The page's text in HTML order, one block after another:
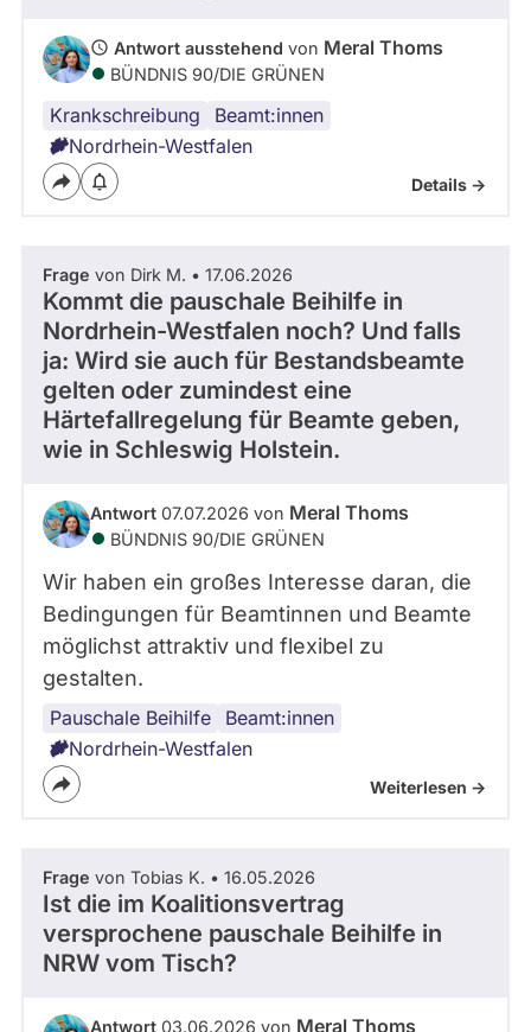
Antwort ausstehend von Meral Thoms
BÜNDNIS 90/­DIE GRÜNEN
Krankschreibung
Beamt:innen
Nordrhein-Westfalen
Details ->
Frage von Dirk M. • 17.06.2026
Kommt die pauschale Beihilfe in
Nordrhein-Westfalen noch? Und falls
ja: Wird sie auch für Bestandsbeamte
gelten oder zumindest eine
Härtefallregelung für Beamte geben,
wie in Schleswig Holstein.
Antwort 07.07.2026 von Meral Thoms
BÜNDNIS 90/­DIE GRÜNEN
Wir haben ein großes Interesse daran, die
Bedingungen für Beamtinnen und Beamte
möglichst attraktiv und flexibel zu
gestalten.
Pauschale Beihilfe Beamt:innen
gesetzliche
Krankenversicherung
Nordrhein-Westfalen
Weiterlesen ->
Frage von Tobias K. • 16.05.2026
Ist die im Koalitionsvertrag
versprochene pauschale Beihilfe in
NRW vom Tisch?
Antwort 03.06.2026 von Meral Thoms